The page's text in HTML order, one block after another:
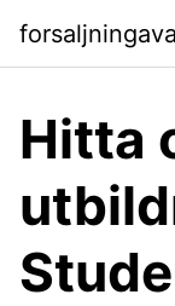
Hitta